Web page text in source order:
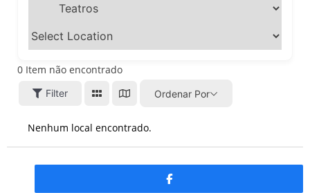
em agosto de 2026: festas
italianas, eventos,
O que fazer em São Paulo
nos dias 18 e 19 de julho de
2026: festas julinas, shows,
0 Item não encontrado
Filter Ordenar Por
Nenhum local encontrado.